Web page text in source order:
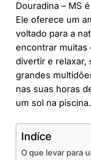
Douradina – MS
Ele oferece um
voltado para a
encontrar muitas
divertir e relaxar,
grandes
nas suas horas
um sol na piscina.
Indíce
O que levar para